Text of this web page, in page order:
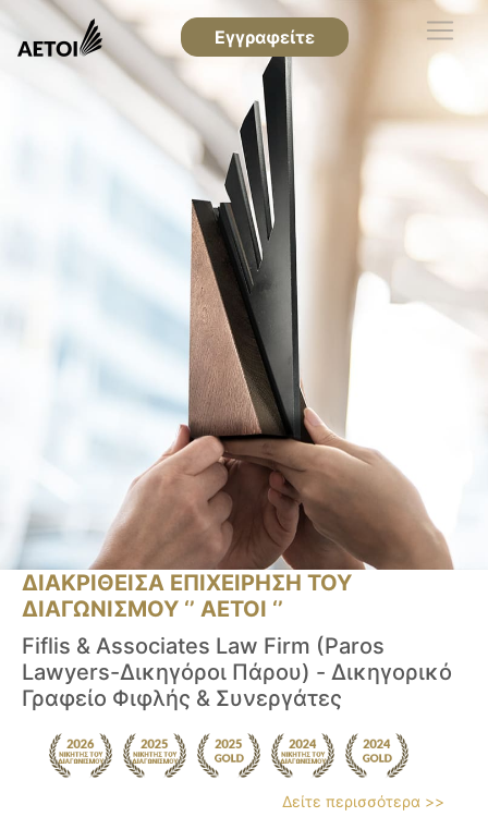
Εγγραφείτε
ΔΙΑΚΡΙΘΕΙΣΑ ΕΠΙΧΕΙΡΗΣΗ ΤΟΥ
ΔΙΑΓΩΝΙΣΜΟΥ ‘’ ΑΕΤΟΙ ‘’
Fiflis & Associates Law Firm (Paros
Lawyers-Δικηγόροι Πάρου) - Δικηγορικό
Γραφείο Φιφλής & Συνεργάτες
Δείτε περισσότερα >>